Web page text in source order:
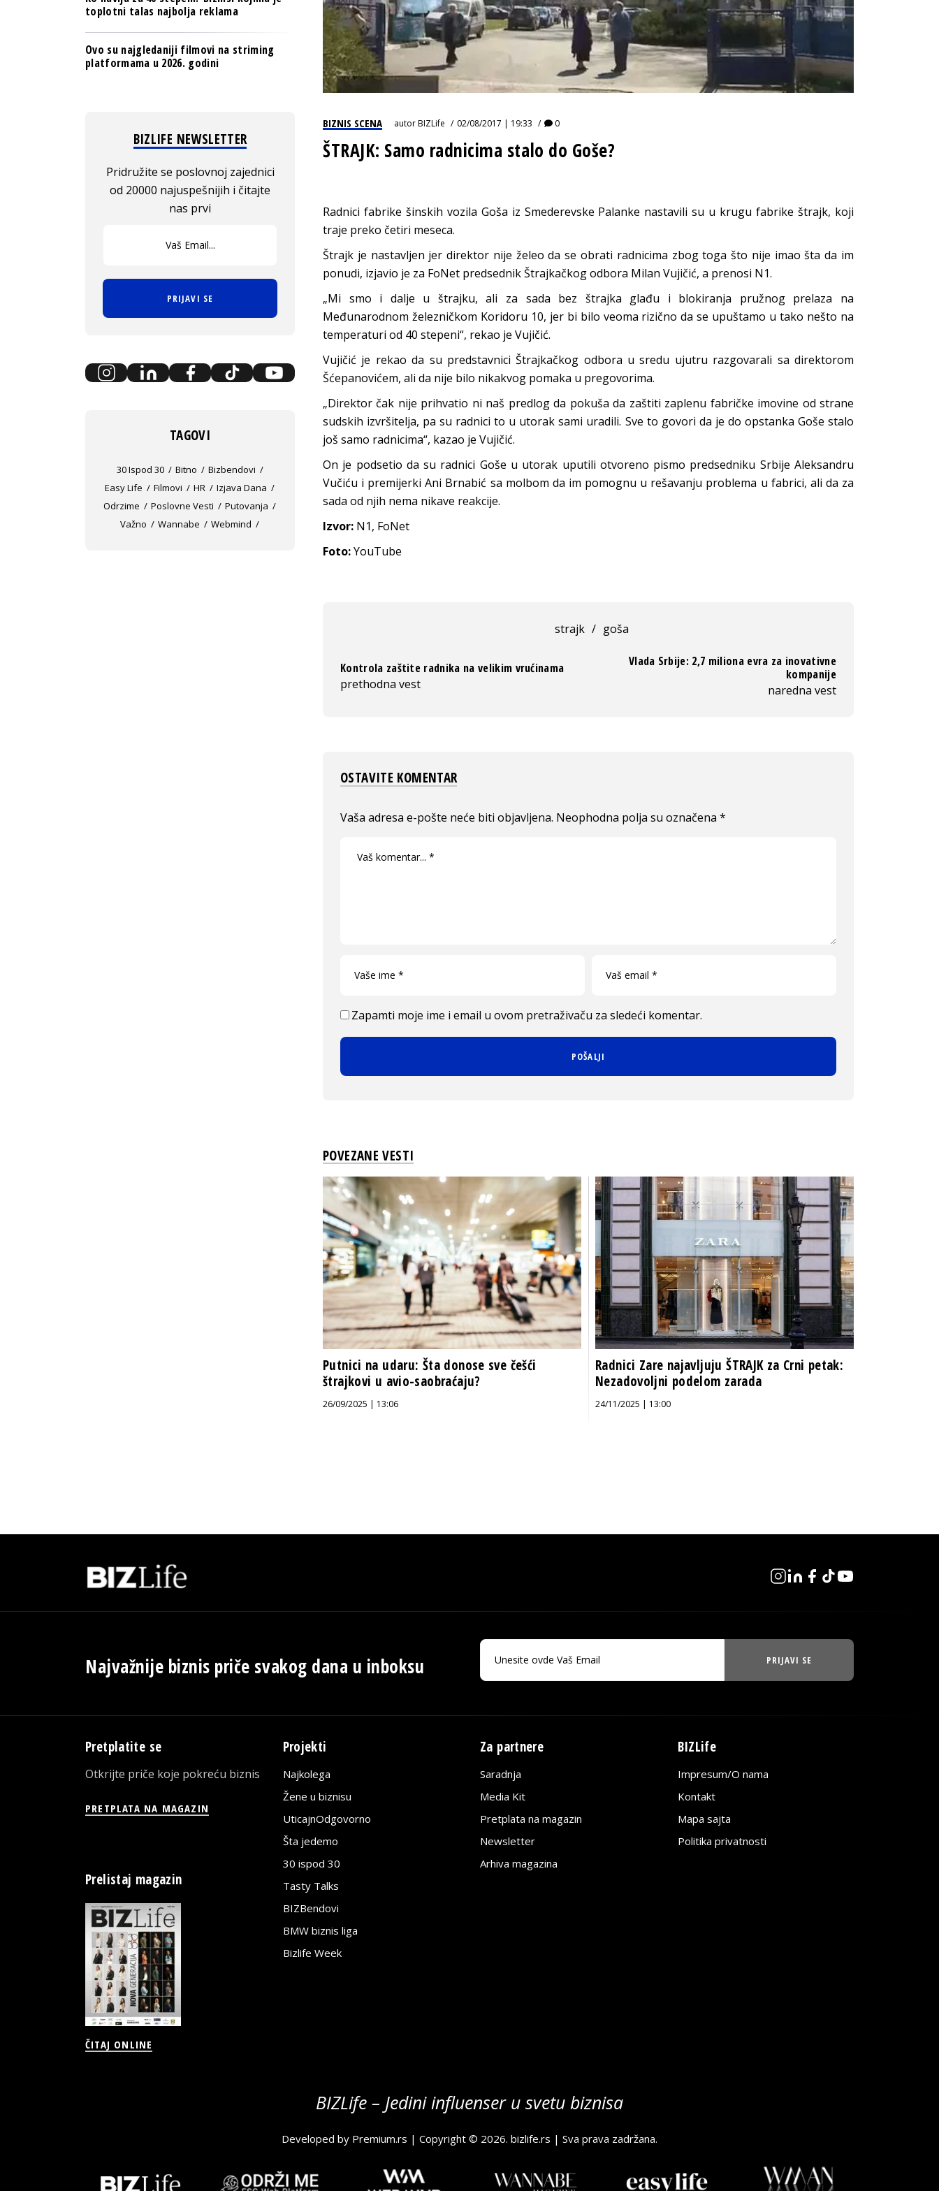
BIZNIS SCENA autorBIZLife 02/08/2017 | 19:33 0
ŠTRAJK: Samo radnicima stalo do Goše?
Radnici fabrike šinskih vozila Goša iz Smederevske Palanke nastavili su u krugu fabrike štrajk, koji
traje preko četiri meseca.
Štrajk je nastavljen jer direktor nije želeo da se obrati radnicima zbog toga što nije imao šta da im
ponudi, izjavio je za FoNet predsednik Štrajkačkog odbora Milan Vujičić, a prenosi N1.
„Mi smo i dalje u štrajku, ali za sada bez štrajka glađu i blokiranja pružnog prelaza na
Međunarodnom železničkom Koridoru 10, jer bi bilo veoma rizično da se upuštamo u tako nešto na
temperaturi od 40 stepeni“, rekao je Vujičić.
Vujičić je rekao da su predstavnici Štrajkačkog odbora u sredu ujutru razgovarali sa direktorom
Šćepanovićem, ali da nije bilo nikakvog pomaka u pregovorima.
„Direktor čak nije prihvatio ni naš predlog da pokuša da zaštiti zaplenu fabričke imovine od strane
sudskih izvršitelja, pa su radnici to u utorak sami uradili. Sve to govori da je do opstanka Goše stalo
još samo radnicima“, kazao je Vujičić.
On je podsetio da su radnici Goše u utorak uputili otvoreno pismo predsedniku Srbije Aleksandru
Vučiću i premijerki Ani Brnabić sa molbom da im pomognu u rešavanju problema u fabrici, ali da za
sada od njih nema nikave reakcije.
Izvor: N1, FoNet
Foto:YouTube
strajk / goša
Kontrola zaštite radnika na velikim vrućinama
prethodna vest
Vlada Srbije: 2,7 miliona evra za inovativne
kompanije
naredna vest
OSTAVITE KOMENTAR
Vaša adresa e-pošte neće biti objavljena. Neophodna polja su označena *
Zapamti moje ime i email u ovom pretraživaču za sledeći komentar.
POVEZANE VESTI
Putnici na udaru: Šta donose sve češći
štrajkovi u avio-saobraćaju?
26/09/2025 | 13:06
Radnici Zare najavljuju ŠTRAJK za Crni petak:
Nezadovoljni podelom zarada
24/11/2025 | 13:00
toplotni talas najbolja reklama
Ovo su najgledaniji filmovi na striming
platformama u 2026. godini
BIZLIFE NEWSLETTER
Pridružite se poslovnoj zajednici
od 20000 najuspešnijih i čitajte
nas prvi
PRIJAVI SE
TAGOVI
30 Ispod 30 Bitno
Bizbendovi
Easy Life
Filmovi HR
Izjava Dana
Odrzime
Poslovne Vesti
Putovanja
Važno
Wannabe Webmind
Najvažnije biznis priče svakog dana u inboksu PRIJAVI SE
Pretplatite se
Otkrijte priče koje pokreću biznis
PRETPLATA NA MAGAZIN
Prelistaj magazin
ČITAJ ONLINE
Projekti
Najkolega
Žene u biznisu
UticajnOdgovorno
Šta jedemo
30 ispod 30
Tasty Talks
BIZBendovi
BMW biznis liga
Bizlife Week
Za partnere
Saradnja
Media Kit
Pretplata na magazin
Newsletter
Arhiva magazina
BIZLife
Impresum/O nama
Kontakt
Mapa sajta
Politika privatnosti
BIZLife – Jedini influenser u svetu biznisa
Developed by Premium.rs | Copyright © 2026. bizlife.rs | Sva prava zadržana.